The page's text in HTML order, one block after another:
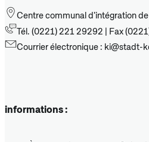
Centre communal d'intégration
Tél. (0221) 221 29292 | Fax
Courrier électronique : ki@stadt-
informations :